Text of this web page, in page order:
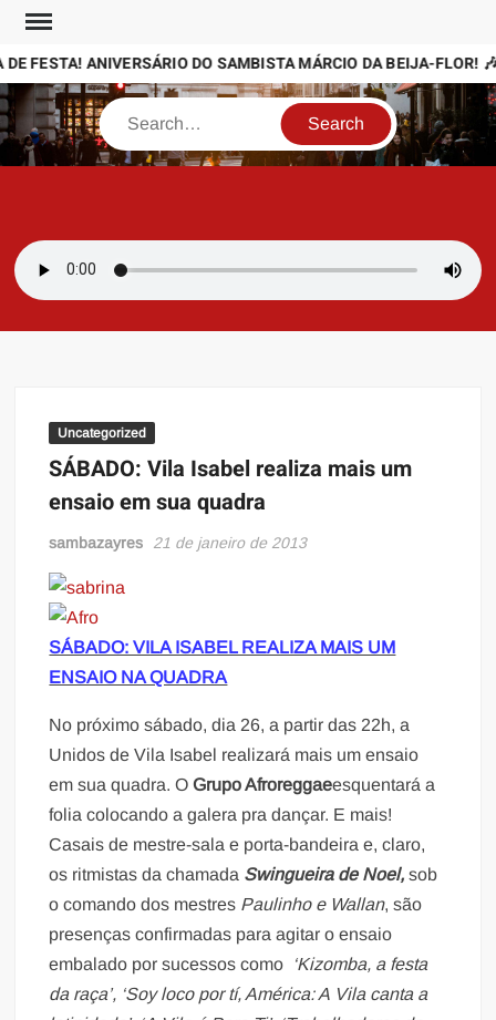
Skip
content
FESTA! ANIVERSÁRIO DO SAMBISTA MÁRCIO DA BEIJA-FLOR! 🎶
Search
Uncategorized
SÁBADO: Vila Isabel realiza mais um
ensaio em sua quadra
sambazayres 21 de janeiro de 2013
SÁBADO: VILA ISABEL REALIZA MAIS UM
ENSAIO NA QUADRA
No próximo sábado, dia 26, a partir das 22h, a
Unidos de Vila Isabel realizará mais um ensaio
em sua quadra. OGrupo Afroreggaeesquentará a
folia colocando a galera pra dançar. E mais!
Casais de mestre-sala e porta-bandeira e, claro,
os ritmistas da chamada Swingueira de Noel, sob
o comando dos mestres Paulinho e Wallan, são
presenças confirmadas para agitar o ensaio
embalado por sucessos como ‘Kizomba, a festa
da raça’, ‘Soy loco por tí, América: A Vilacanta a